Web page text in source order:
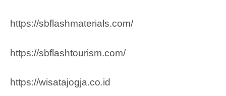
https://sbflashmaterials.com/
https://sbflashtourism.com/
https://wisatajogja.co.id